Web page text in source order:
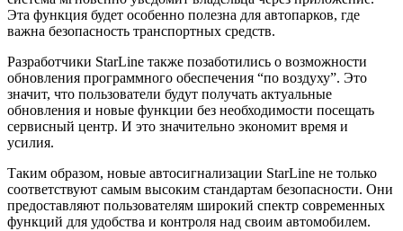
Эта функция будет особенно полезна для автопарков, где
важна безопасность транспортных средств.
Разработчики StarLine также позаботились о возможности
обновления программного обеспечения “по воздуху”. Это
значит, что пользователи будут получать актуальные
обновления и новые функции без необходимости посещать
сервисный центр. И это значительно экономит время и
усилия.
Таким образом, новые автосигнализации StarLine не только
соответствуют самым высоким стандартам безопасности. Они
предоставляют пользователям широкий спектр современных
функций для удобства и контроля над своим автомобилем.